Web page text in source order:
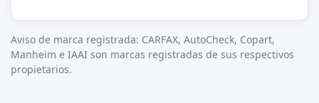
Aviso de marca registrada: CARFAX, AutoCheck, Copart,
Manheim e IAAI son marcas registradas de sus respectivos
propietarios.